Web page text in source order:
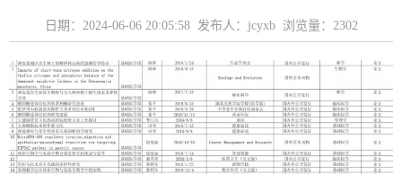
日期：2024-06-06 20:05:58 发布人：jcyxb 浏览量： 2302